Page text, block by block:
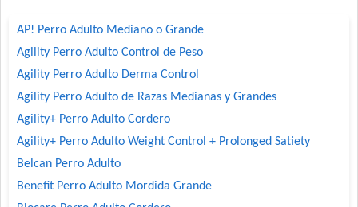
AP! Perro Adulto Mediano o Grande
Agility Perro Adulto Control de Peso
Agility Perro Adulto Derma Control
Agility Perro Adulto de Razas Medianas y Grandes
Agility+ Perro Adulto Cordero
Agility+ Perro Adulto Weight Control + Prolonged Satiety
Belcan Perro Adulto
Benefit Perro Adulto Mordida Grande